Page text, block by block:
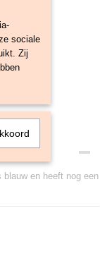
en heeft nog een
sociale
Zij